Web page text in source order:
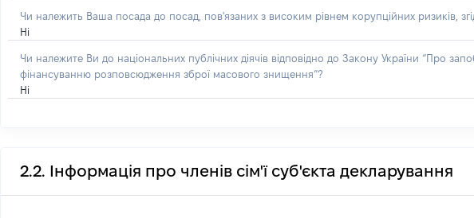
Чи належить Ваша посада до посад, пов'язаних з високим рівнем корупційних ризиків,
Ні
Чи належите Ви до національних публічних діячів відповідно до Закону України “Про
фінансуванню розповсюдження зброї масового знищення”?
Ні
2.2. Інформація про членів сім'ї суб'єкта декларування